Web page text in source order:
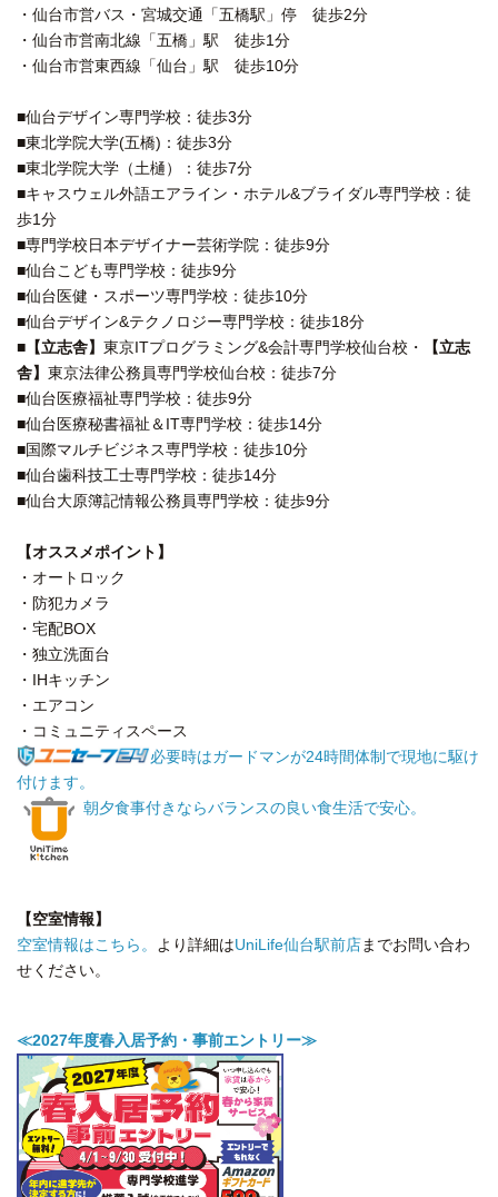
・仙台市営バス・宮城交通「五橋駅」停 徒歩2分
・仙台市営南北線「五橋」駅 徒歩1分
・仙台市営東西線「仙台」駅 徒歩10分
■仙台デザイン専門学校：徒歩3分
■東北学院大学(五橋)：徒歩3分
■東北学院大学（土樋）：徒歩7分
■キャスウェル外語エアライン・ホテル&ブライダル専門学校：徒
歩1分
■専門学校日本デザイナー芸術学院：徒歩9分
■仙台こども専門学校：徒歩9分
■仙台医健・スポーツ専門学校：徒歩10分
■仙台デザイン&テクノロジー専門学校：徒歩18分
■ 【立志舎】 東京ITプログラミング&会計専門学校仙台校・
【立志
舎】 東京法律公務員専門学校仙台校：徒歩7分
■仙台医療福祉専門学校：徒歩9分
■仙台医療秘書福祉＆IT専門学校：徒歩14分
■国際マルチビジネス専門学校：徒歩10分
■仙台歯科技工士専門学校：徒歩14分
■仙台大原簿記情報公務員専門学校：徒歩9分
【オススメポイント】
・オートロック
・防犯カメラ
・宅配BOX
・独立洗面台
・IHキッチン
・エアコン
・コミュニティスペース
必要時はガードマンが24時間体制で現地に駆け
付けます。
朝夕食事付きならバランスの良い食生活で安心。
【空室情報】
空室情報はこちら。 より詳細はUniLife仙台駅前店までお問い合わ
せください。
≪2027年度春入居予約・事前エントリー≫